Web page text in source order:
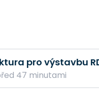
pro výstavbu
47 minutami